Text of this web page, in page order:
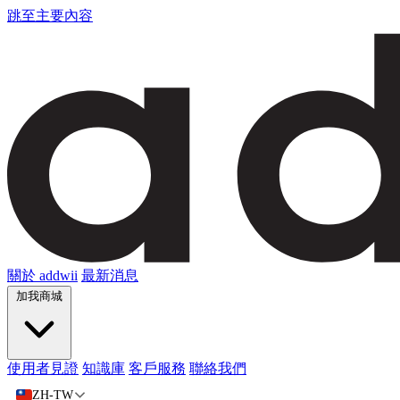
跳至主要內容
關於 addwii 最新消息
加我商城
使用者見證 知識庫 客戶服務 聯絡我們
ZH-TW